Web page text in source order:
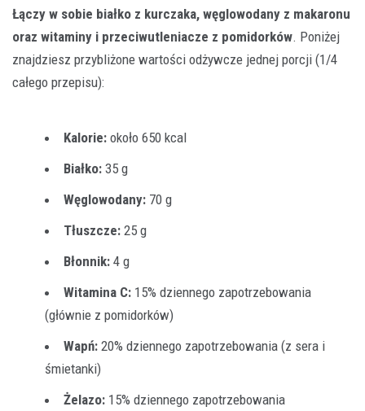
Łączy w sobie białko z kurczaka, węglowodany z makaronu
oraz witaminy i przeciwutleniacze z pomidorków. Poniżej
znajdziesz przybliżone wartości odżywcze jednej porcji (1/4
całego przepisu):
Kalorie: około 650 kcal
Białko: 35 g
Węglowodany: 70 g
Tłuszcze: 25 g
Błonnik: 4 g
Witamina C: 15% dziennego zapotrzebowania
(głównie z pomidorków)
Wapń: 20% dziennego zapotrzebowania (z sera i
śmietanki)
Żelazo: 15% dziennego zapotrzebowania